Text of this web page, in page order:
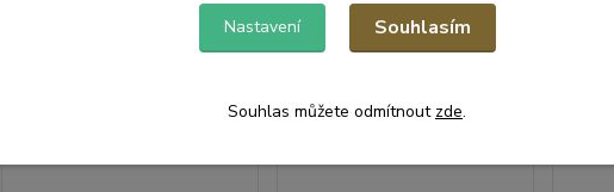
Nastavení Souhlasím
Souhlas můžete odmítnout zde.